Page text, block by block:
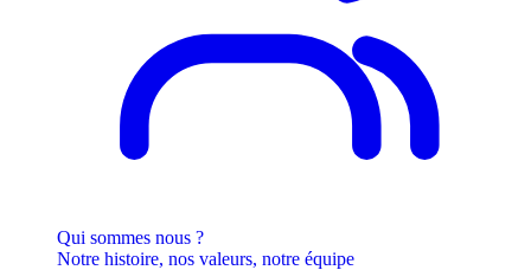
Qui sommes nous ?
Notre histoire, nos valeurs, notre équipe